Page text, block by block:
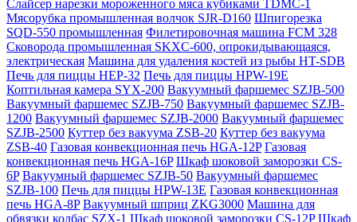
Слайсер нарезки мороженного мяса кубиками TDMC-1
Мясорубка промышленная волчок SJR-D160 Шпигорезка
SQD-550 промышленная Филетировочная машина FCM 328
Сковорода промышленная SKXC-600, опрокидывающаяся,
электрическая Машина для удаления костей из рыбы HT-SDB
Печь для пиццы HEP-32 Печь для пиццы HPW-19E
Коптильная камера SYX-200 Вакуумный фаршемес SZJB-500
Вакуумный фаршемес SZJB-750 Вакуумный фаршемес SZJB-
1200 Вакуумный фаршемес SZJB-2000 Вакуумный фаршемес
SZJB-2500 Куттер без вакуума ZSB-20 Куттер без вакуума
ZSB-40 Газовая конвекционная печь HGA-12P Газовая
конвекционная печь HGA-16P Шкаф шоковой заморозки CS-
6P Вакуумный фаршемес SZJB-50 Вакуумный фаршемес
SZJB-100 Печь для пиццы HPW-13E Газовая конвекционная
печь HGA-8P Вакуумный шприц ZKG3000 Машина для
обвязки колбас SZX-1 Шкаф шоковой заморозки CS-12P Шкаф